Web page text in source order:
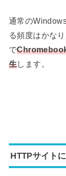
通常の
る頻度はかな
で
生します。
HTTPサイト